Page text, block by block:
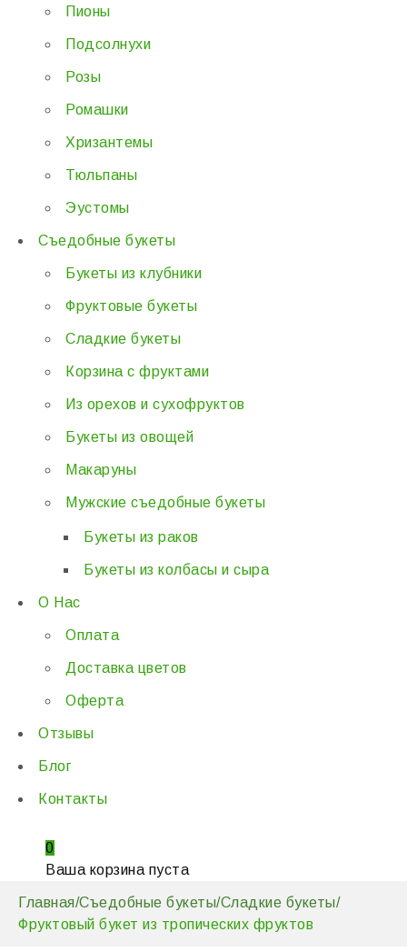
Пионы
Подсолнухи
Розы
Ромашки
Хризантемы
Тюльпаны
Эустомы
Съедобные букеты
Букеты из клубники
Фруктовые букеты
Сладкие букеты
Корзина с фруктами
Из орехов и сухофруктов
Букеты из овощей
Макаруны
Мужские съедобные букеты
Букеты из раков
Букеты из колбасы и сыра
О Нас
Оплата
Доставка цветов
Оферта
Отзывы
Блог
Контакты
0
Ваша корзина пуста
Главная/Съедобные букеты/Сладкие букеты/
Фруктовый букет из тропических фруктов